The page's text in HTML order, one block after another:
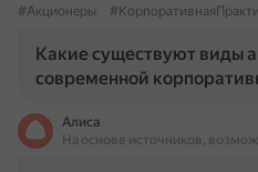
#Акционеры
Какие существуют виды
современной
Алиса
На основе источников,